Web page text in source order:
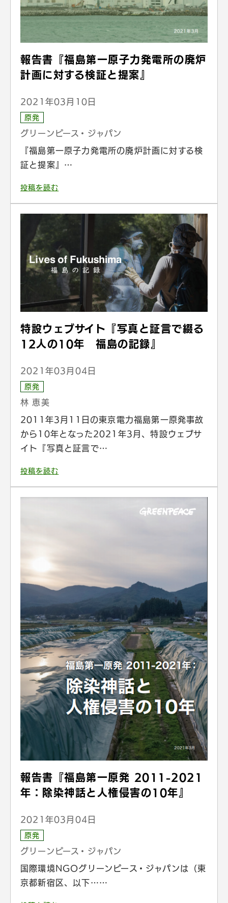
報告書『福島第一原子力発電所の廃炉
計画に対する検証と提案』
2021年03月10日
原発
グリーンピース・ジャパン
『福島第一原子力発電所の廃炉計画に対する検
証と提案』…
投稿を読む
特設ウェブサイト『写真と証言で綴る
12人の10年 福島の記録』
2021年03月04日
原発
林 恵美
2011年3月11日の東京電力福島第一原発事故
から10年となった2021年3月、特設ウェブサ
イト『写真と証言で…
投稿を読む
報告書『福島第一原発 2011-2021
年：除染神話と人権侵害の10年』
2021年03月04日
原発
グリーンピース・ジャパン
国際環境NGOグリーンピース・ジャパンは（東
京都新宿区、以下……